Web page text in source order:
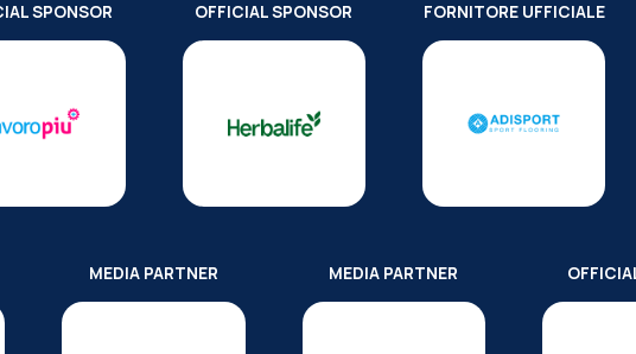
SPONSOR OFFICIAL SPONSOR FORNITORE UFFICIALE
MEDIA PARTNER MEDIA PARTNER